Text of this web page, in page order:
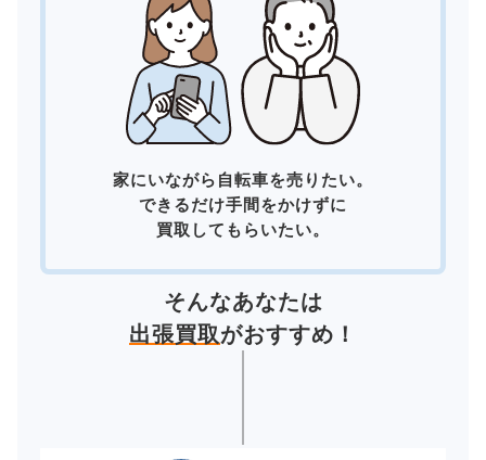
家にいながら自転車を売りたい。
できるだけ手間をかけずに
買取してもらいたい。
そんなあなたは
出張買取がおすすめ！